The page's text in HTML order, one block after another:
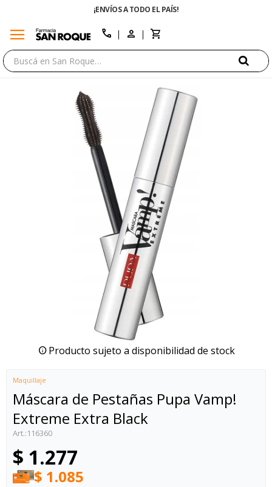
¡ENVÍOS A TODO EL PAÍS!
menu call
Producto sujeto a disponibilidad de stock
Maquillaje
Máscara de Pestañas Pupa Vamp!
Extreme Extra Black
116360
$ 1.277
$ 1.085
close